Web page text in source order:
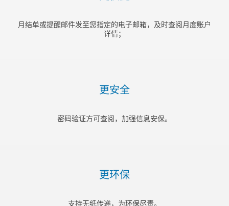
月结单或提醒邮件发至您指定的电子邮箱，及时查阅月度账户
详情；
更安全
密码验证方可查阅，加强信息安保。
更环保
支持无纸传递，为环保尽责。